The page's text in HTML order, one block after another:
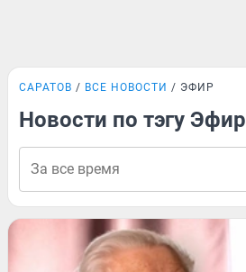
САРАТОВ ВСЕ НОВОСТИ ЭФИР
Новости по тэгу Эфир